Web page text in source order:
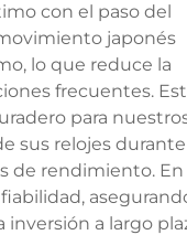
con el paso del
japonés
lo que reduce la
frecuentes.
para
sus relojes durante
de rendimiento. En
inversión a largo